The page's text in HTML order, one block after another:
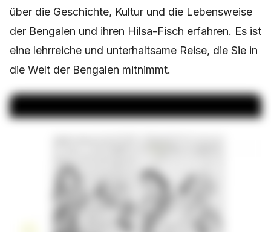
über die Geschichte, Kultur und die Lebensweise
der Bengalen und ihren Hilsa-Fisch erfahren. Es ist
eine lehrreiche und unterhaltsame Reise, die Sie in
die Welt der Bengalen mitnimmt.